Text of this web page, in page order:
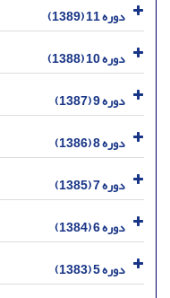
دوره 11 (1389)
دوره 10 (1388)
دوره 9 (1387)
دوره 8 (1386)
دوره 7 (1385)
دوره 6 (1384)
دوره 5 (1383)